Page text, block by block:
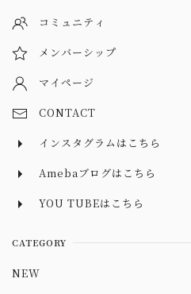
コミュニティ
メンバーシップ
マイページ
CONTACT
インスタグラムはこちら
Amebaブログはこちら
YOU TUBEはこちら
CATEGORY
NEW